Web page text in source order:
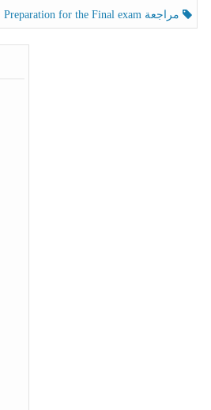
مراجعة Preparation for the Final exam اللغة الإنجليزية الصف الرابع الفصل الثالث